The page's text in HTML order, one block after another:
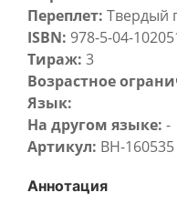
Переплет: Твердый
ISBN: 978-5-04-
Тираж: 3
Возрастное
Язык:
На другом языке: -
Артикул: BH-160535
Аннотация